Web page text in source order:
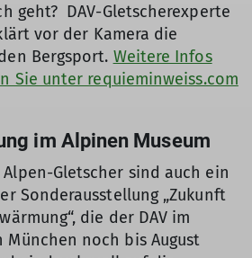
geht? DAV-Gletscherexperte
vor der Kamera die
Bergsport. Weitere Infos
Sie unter requieminweiss.com
im Alpinen Museum
Gletscher sind auch ein
Sonderausstellung „Zukunft
die der DAV im
München noch bis August